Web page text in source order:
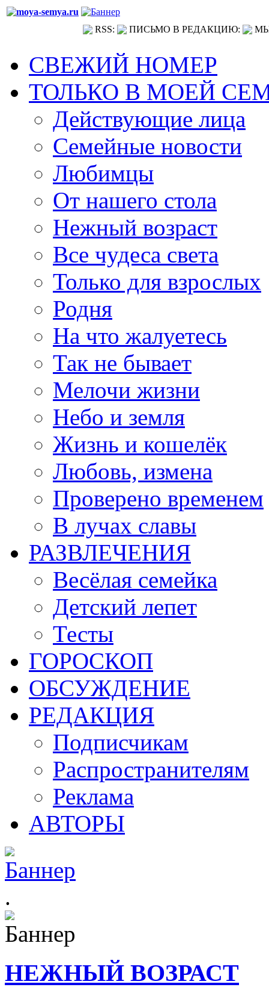
RSS: ПИСЬМО В РЕДАКЦИЮ:
СВЕЖИЙ НОМЕР
ТОЛЬКО В МОЕЙ
Действующие лица
Семейные новости
Любимцы
От нашего стола
Нежный возраст
Все чудеса света
Только для взрослых
Родня
На что жалуетесь
Так не бывает
Мелочи жизни
Небо и земля
Жизнь и кошелёк
Любовь, измена
Проверено временем
В лучах славы
РАЗВЛЕЧЕНИЯ
Весёлая семейка
Детский лепет
Тесты
ГОРОСКОП
ОБСУЖДЕНИЕ
РЕДАКЦИЯ
Подписчикам
Распространителям
Реклама
АВТОРЫ
.
НЕЖНЫЙ ВОЗРАСТ